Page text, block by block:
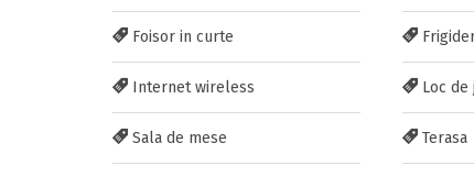
Foisor in curte
Internet wireless Loc de
Sala de mese Terasa